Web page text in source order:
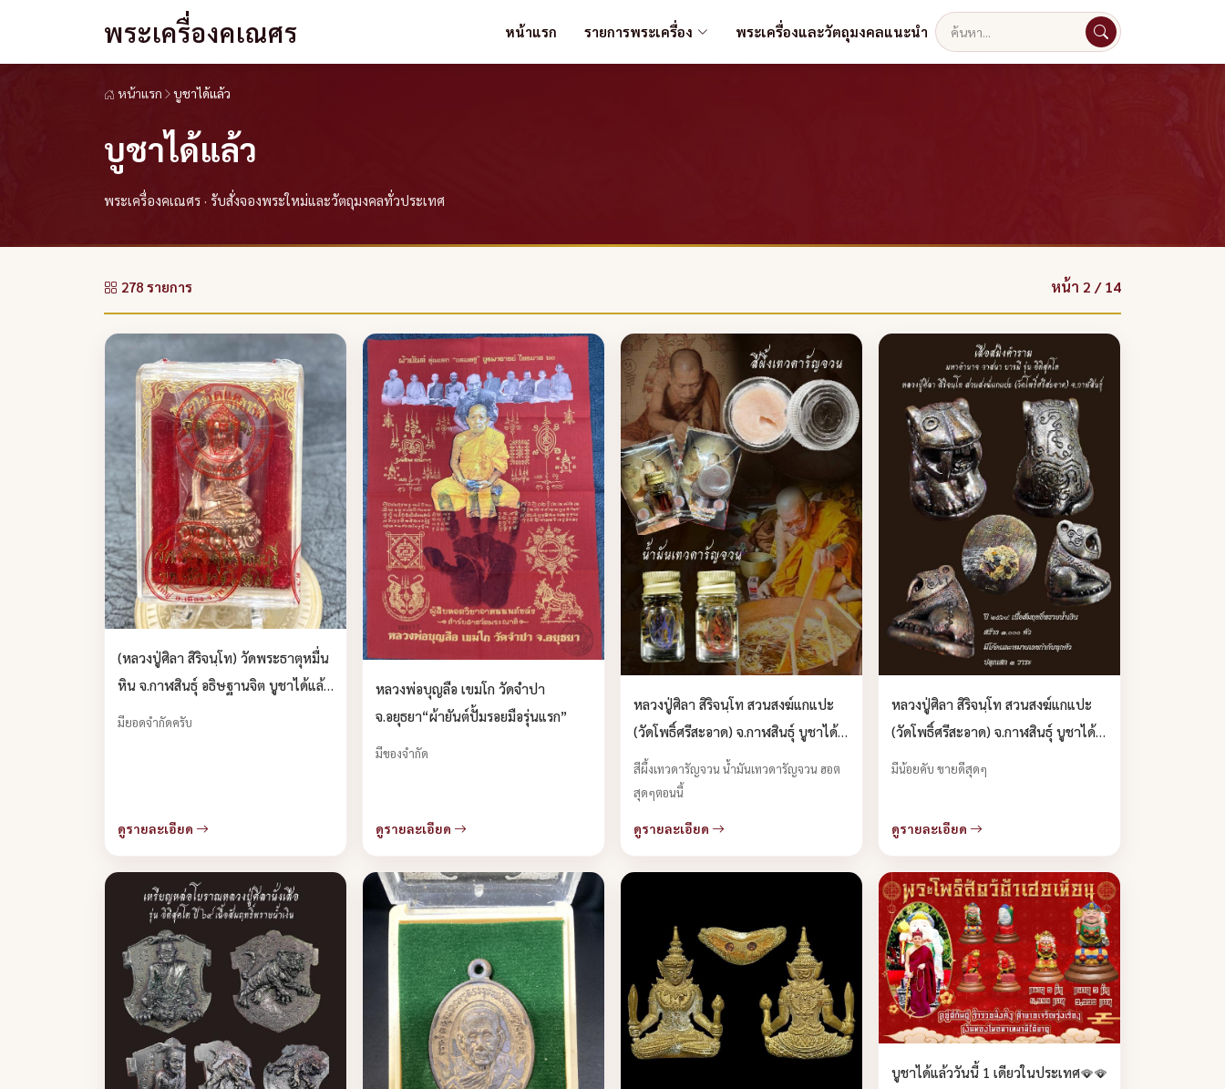
พระเครื่องคเณศร หน้าแรก รายการพระเครื่อง พระเครื่องและวัตถุมงคลแนะนำ
หน้าแรก บูชาได้แล้ว
บูชาได้แล้ว
พระเครื่องคเณศร · รับสั่งจองพระใหม่และวัตถุมงคลทั่วประเทศ
278 รายการ หน้า 2 / 14
(หลวงปู่ศิลา สิริจนฺโท) วัดพระธาตุหมื่น
หิน จ.กาฬสินธุ์ อธิษฐานจิต บูชาได้แล้ว
ครับ
มียอดจำกัดครับ
ดูรายละเอียด
หลวงพ่อบุญลือ เขมโก วัดจำปา
จ.อยุธยา“ผ้ายันต์ปั้มรอยมือรุ่นแรก”
มีของจำกัด
ดูรายละเอียด
หลวงปู่ศิลา สิริจนฺโท สวนสงฆ์แกแปะ
(วัดโพธิ์ศรีสะอาด) จ.กาฬสินธุ์ บูชาได้
แล้วครับ
สีผึ้งเทวดารัญจวน น้ำมันเทวดารัญจวน ฮอต
สุดๆตอนนี้
ดูรายละเอียด
หลวงปู่ศิลา สิริจนฺโท สวนสงฆ์แกแปะ
(วัดโพธิ์ศรีสะอาด) จ.กาฬสินธุ์ บูชาได้
แล้วครับ
มีน้อยคับ ขายดีสุดๆ
ดูรายละเอียด
บูชาได้แล้ววันนี้ 1 เดียวในประเทศ🪭🪭